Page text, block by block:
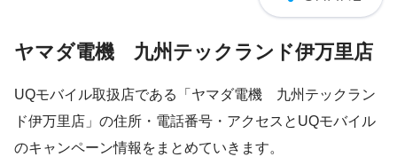
ヤマダ電機 九州テックランド伊万里店
UQモバイル取扱店である「ヤマダ電機 九州テックラン
ド伊万里店」の住所・電話番号・アクセスとUQモバイル
のキャンペーン情報をまとめていきます。